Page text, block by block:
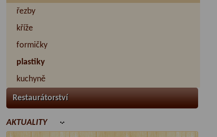
řezby
kříže
formičky
plastiky
kuchyně
Restaurátorství
AKTUALITY